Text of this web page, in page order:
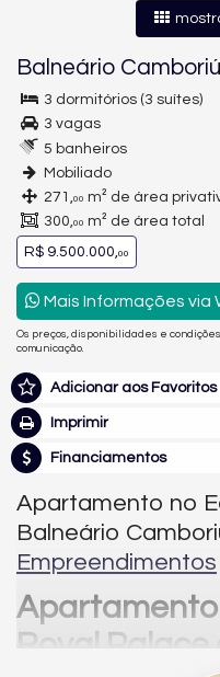
Balneário Camboriú
3 dormitórios (3 suítes)
3 vagas
5 banheiros
Mobiliado
271,00 m² de área
300,00 m² de área total
R$ 9.500.000,00
Mais Informações via
Os preços, disponibilidades e
comunicação.
Adicionar aos Favoritos
Imprimir
Financiamentos
Apartamento no
Balneário
Empreendimentos
Royal